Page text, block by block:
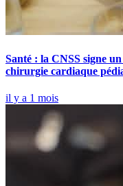
Santé : la CNSS signe
chirurgie cardiaque
il y a 1 mois